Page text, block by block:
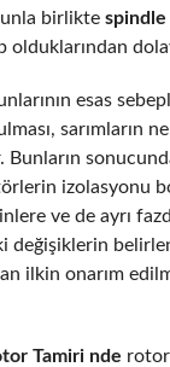
birlikte
olduklarından
esas
sarımların
Bunların
izolasyonu
ve de ayrı
değişiklerin
ilkin onarım
Tamiri nde